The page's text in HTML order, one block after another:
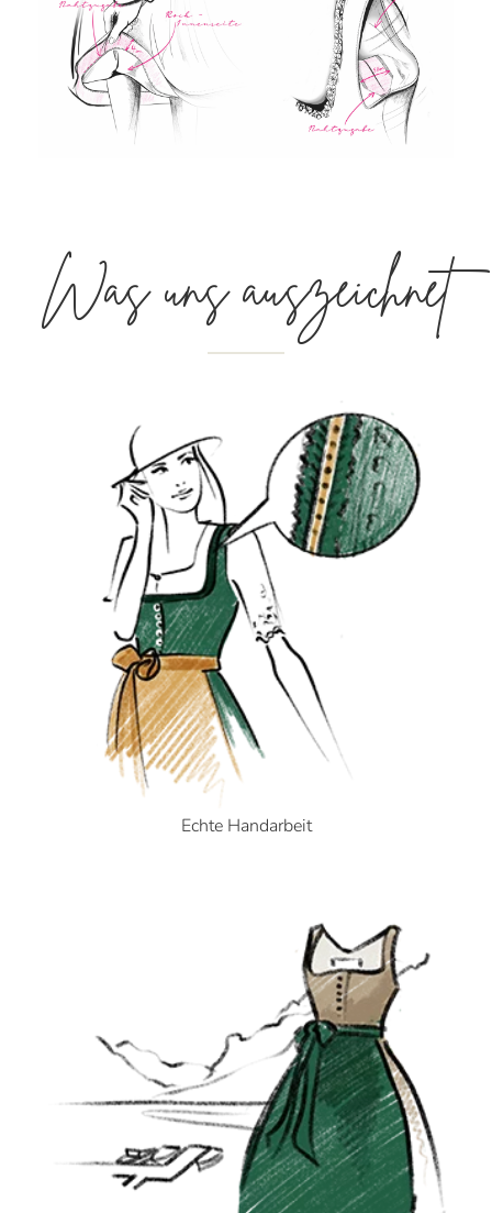
Was uns auszeichnet
Echte Handarbeit